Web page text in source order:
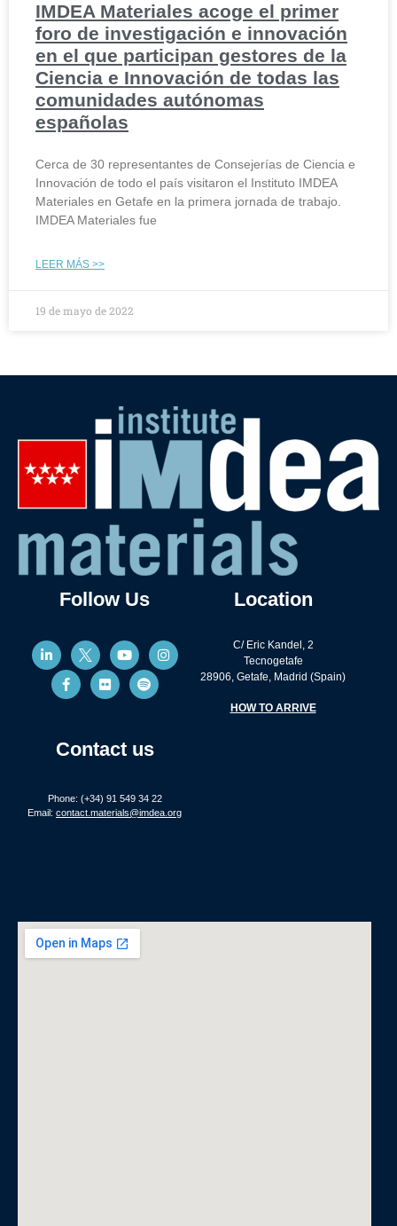
IMDEA Materiales acoge el primer
foro de investigación e innovación
en el que participan gestores de la
Ciencia e Innovación de todas las
comunidades autónomas
españolas
Cerca de 30 representantes de Consejerías de Ciencia e
Innovación de todo el país visitaron el Instituto IMDEA
Materiales en Getafe en la primera jornada de trabajo.
IMDEA Materiales fue
LEER MÁS >>
19 de mayo de 2022
Follow Us
Contact us
Phone: (+34) 91 549 34 22
Email: contact.materials@imdea.org
Location
C/ Eric Kandel, 2
Tecnogetafe
28906, Getafe, Madrid (Spain)
HOW TO ARRIVE